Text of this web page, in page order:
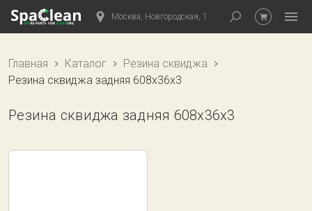
Москва, Новгородская, 1
Главная Каталог
Резина сквиджа
Резина сквиджа задняя 608х36х3
Резина сквиджа задняя 608х36х3